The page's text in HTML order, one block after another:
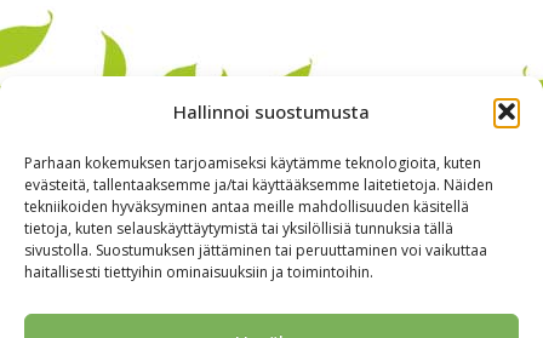
Hallinnoi suostumusta
Parhaan kokemuksen tarjoamiseksi käytämme teknologioita, kuten
evästeitä, tallentaaksemme ja/tai käyttääksemme laitetietoja. Näiden
tekniikoiden hyväksyminen antaa meille mahdollisuuden käsitellä
tietoja, kuten selauskäyttäytymistä tai yksilöllisiä tunnuksia tällä
sivustolla. Suostumuksen jättäminen tai peruuttaminen voi vaikuttaa
haitallisesti tiettyihin ominaisuuksiin ja toimintoihin.